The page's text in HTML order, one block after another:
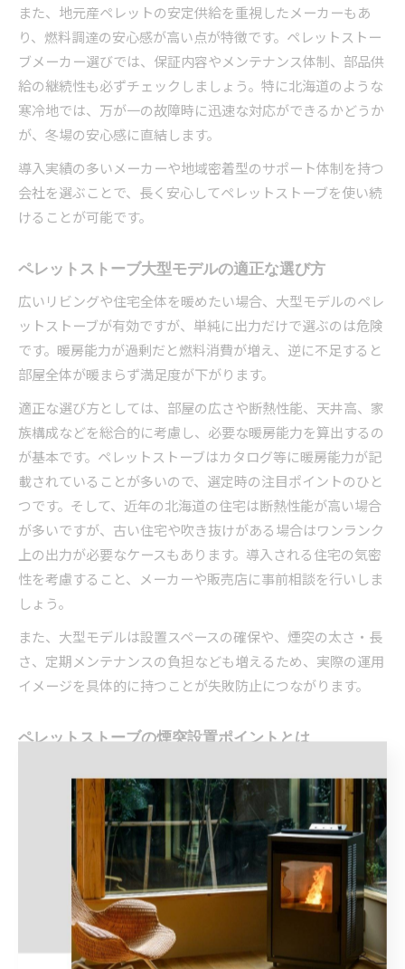
また、地元産ペレットの安定供給を重視したメーカーもあ
り、燃料調達の安心感が高い点が特徴です。ペレットストー
ブメーカー選びでは、保証内容やメンテナンス体制、部品供
給の継続性も必ずチェックしましょう。特に北海道のような
寒冷地では、万が一の故障時に迅速な対応ができるかどうか
が、冬場の安心感に直結します。
導入実績の多いメーカーや地域密着型のサポート体制を持つ
会社を選ぶことで、長く安心してペレットストーブを使い続
けることが可能です。
ペレットストーブ大型モデルの適正な選び方
広いリビングや住宅全体を暖めたい場合、大型モデルのペレ
ットストーブが有効ですが、単純に出力だけで選ぶのは危険
です。暖房能力が過剰だと燃料消費が増え、逆に不足すると
部屋全体が暖まらず満足度が下がります。
適正な選び方としては、部屋の広さや断熱性能、天井高、家
族構成などを総合的に考慮し、必要な暖房能力を算出するの
が基本です。ペレットストーブはカタログ等に暖房能力が記
載されていることが多いので、選定時の注目ポイントのひと
つです。そして、近年の北海道の住宅は断熱性能が高い場合
が多いですが、古い住宅や吹き抜けがある場合はワンランク
上の出力が必要なケースもあります。導入される住宅の気密
性を考慮すること、メーカーや販売店に事前相談を行いしま
しょう。
また、大型モデルは設置スペースの確保や、煙突の太さ・長
さ、定期メンテナンスの負担なども増えるため、実際の運用
イメージを具体的に持つことが失敗防止につながります。
ペレットストーブの煙突設置ポイントとは
うためには、煙突設置のポイントを押さえることが不可欠で
す。北海道のような寒冷地では、外気温が低いため煙突が凍
結や雪害など、排気のトラブルが起きやすい点に注意が必要
煙突は屋内から屋外へできるだけ直線的に設置し、断熱材を
巻くことで結露を防ぐのが基本です。また、煙突トップは雪
や氷で塞がれないよう高めに設置し、落雪対策も考慮しまし